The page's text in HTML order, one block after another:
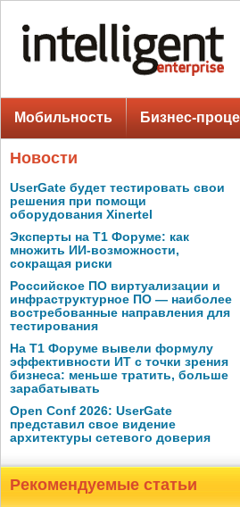
Мобильность Бизнес-
Новости
UserGate будет тестировать свои
решения при помощи
оборудования Xinertel
Эксперты на Т1 Форуме: как
множить ИИ-возможности,
сокращая риски
Российское ПО виртуализации и
инфраструктурное ПО — наиболее
востребованные направления для
тестирования
На Т1 Форуме вывели формулу
эффективности ИТ с точки зрения
бизнеса: меньше тратить, больше
зарабатывать
Open Conf 2026: UserGate
представил свое видение
архитектуры сетевого доверия
Рекомендуемые статьи